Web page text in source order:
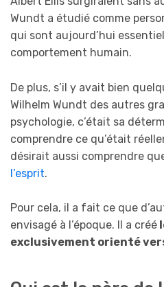
Wundt a étudié comme
qui sont aujourd’hui
comportement humain.
De plus, s’il y avait bien
Wilhelm Wundt des autres
psychologie, c’était sa
comprendre ce qu’était
désirait aussi comprendre
l’esprit.
Pour cela, il a fait ce que
envisagé à l’époque. Il a créé
exclusivement orienté